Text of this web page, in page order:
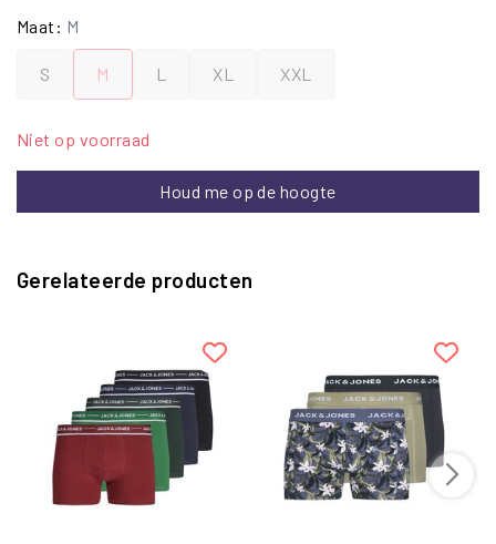
Maat: M
S M L XL XXL
Niet op voorraad
Houd me op de hoogte
Gerelateerde producten